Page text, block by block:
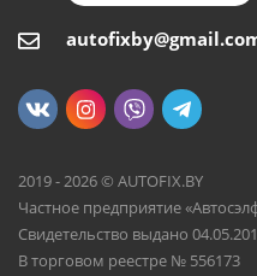
2019 - 2026 © AUTOFIX.BY
Частное предприятие
Свидетельство выдано
В торговом реестре № 556173